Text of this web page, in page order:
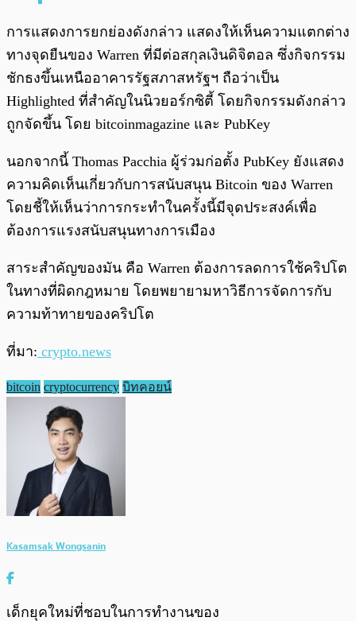
การแสดงการยกย่องดังกล่าว แสดงให้เห็นความแตกต่าง
ทางจุดยืนของ Warren ที่มีต่อสกุลเงินดิจิตอล ซึ่งกิจกรรม
ชักธงขึ้นเหนืออาคารรัฐสภาสหรัฐฯ ถือว่าเป็น
Highlighted ที่สำคัญในนิวยอร์กซิตี้ โดยกิจกรรมดังกล่าว
ถูกจัดขึ้น โดย bitcoinmagazine และ PubKey
นอกจากนี้ Thomas Pacchia ผู้ร่วมก่อตั้ง PubKey ยังแสดง
ความคิดเห็นเกี่ยวกับการสนับสนุน Bitcoin ของ Warren
โดยชี้ให้เห็นว่าการกระทำในครั้งนี้มีจุดประสงค์เพื่อ
ต้องการแรงสนับสนุนทางการเมือง
สาระสำคัญของมัน คือ Warren ต้องการลดการใช้คริปโต
ในทางที่ผิดกฎหมาย โดยพยายามหาวิธีการจัดการกับ
ความท้าทายของคริปโต
ที่มา: crypto.news
bitcoin cryptocurrency บิทคอยน์
Kasamsak Wongsanin
เด็กยุคใหม่ที่ชอบในการทำงานของ